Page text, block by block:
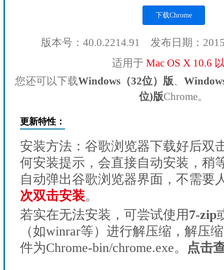
下载Chrome
版本号：40.0.2214.91 发布日期：
适用于 Mac OS X 10.6
您还可以下载Windows（32位）版、
位)版Chrome。
更新特性：
安装方法：谷歌浏览器下载好后双
何安装提示，会直接自动安装，稍
自动弹出谷歌浏览器界面，不需要
次双击安装。
若实在无法安装，可尝试使用7-zip
（如winrar等）进行解压缩，解压
件为Chrome-bin/chrome.exe。
点击